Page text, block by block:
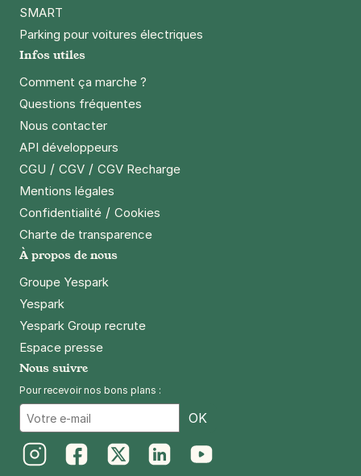
Montreuil - Robespierre - Cour
(236 avis)
/heure
+ Abonnements disponibles
Beausse
Réserver
+ Abonnements disponibles
SMART
Parking pour voitures électriques
Infos utiles
Comment ça marche ?
Questions fréquentes
Nous contacter
API développeurs
CGU / CGV / CGV Recharge
Mentions légales
Confidentialité / Cookies
Charte de transparence
À propos de nous
Groupe Yespark
Yespark
Yespark Group recrute
Espace presse
Nous suivre
Pour recevoir nos bons plans :
OK